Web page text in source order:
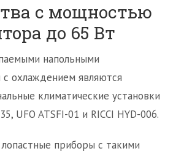
с мощностью
до 65 Вт
напольными
с охлаждением являются
климатические установки
UFO ATSFI-01 и RICCI HYD-006.
приборы с такими